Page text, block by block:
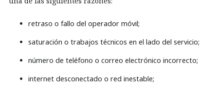
retraso o fallo del operador móvil;
saturación o trabajos técnicos en el lado del servicio;
número de teléfono o correo electrónico incorrecto;
internet desconectado o red inestable;